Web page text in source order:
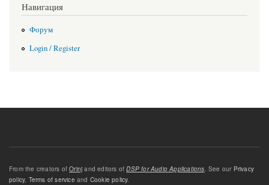
Навигация
Форум
Login / Register
From the creators ofOrinj and editors ofDSP for Audio Applications. See our Privacy
policy, Terms of service and Cookie policy.